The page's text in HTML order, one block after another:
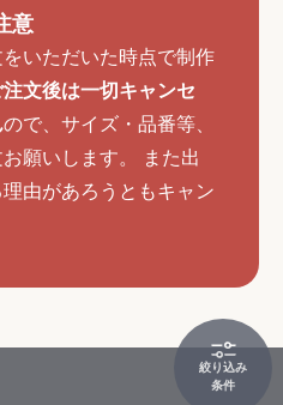
絞り込み
条件
意
いただいた時点で制作
注文後は一切キャンセ
ので、サイズ・品番等、
願いします。 また出
由があろうともキャン